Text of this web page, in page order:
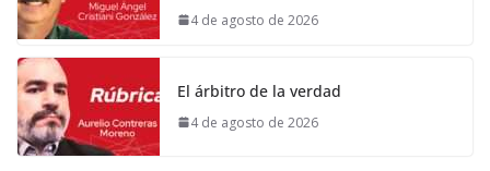
4 de agosto de 2026
El árbitro de la verdad
4 de agosto de 2026